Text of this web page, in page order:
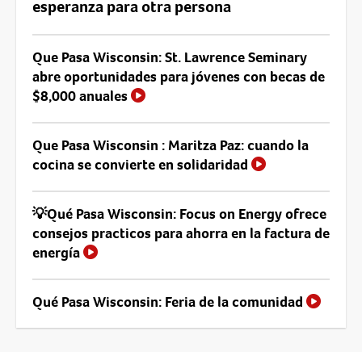
esperanza para otra persona
Que Pasa Wisconsin: St. Lawrence Seminary
abre oportunidades para jóvenes con becas de
$8,000 anuales
Que Pasa Wisconsin : Maritza Paz: cuando la
cocina se convierte en solidaridad
💡Qué Pasa Wisconsin: Focus on Energy ofrece
consejos practicos para ahorra en la factura de
energía
Qué Pasa Wisconsin: Feria de la comunidad